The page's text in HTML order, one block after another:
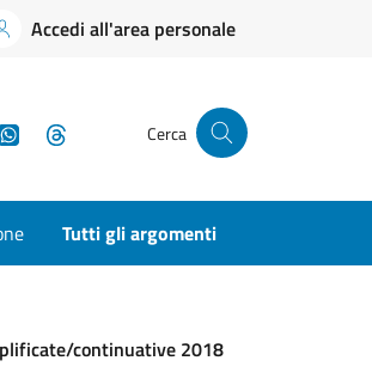
Accedi all'area personale
WhatsApp Cerca
Tutti gli argomenti
continuative 2018